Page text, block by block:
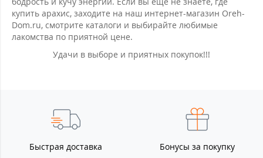
купить арахис, заходите на наш интернет-магазин Oreh-
Dom.ru, смотрите каталоги и выбирайте любимые
лакомства по приятной цене.
Удачи в выборе и приятных покупок!!!
Быстрая доставка Бонусы за покупку